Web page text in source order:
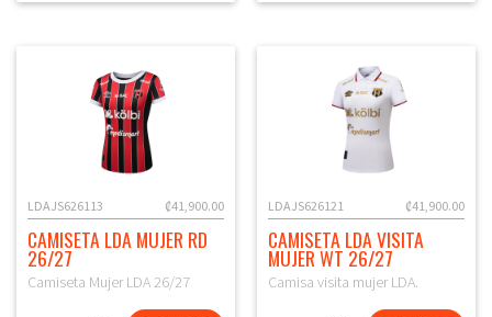
₡41,900.00
LDAJS626113
CAMISETA LDA MUJER RD
26/27
Camiseta Mujer LDA 26/27
₡41,900.00
LDAJS626121
CAMISETA LDA VISITA
MUJER WT 26/27
Camisa visita mujer LDA.